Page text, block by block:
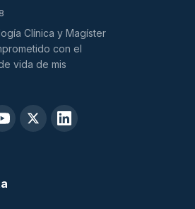
Clínica y Magíster
con el
vida de mis